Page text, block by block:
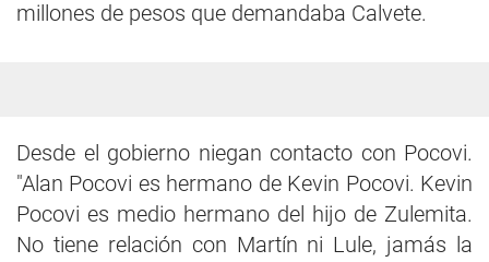
millones de pesos que demandaba Calvete.
Desde el gobierno niegan contacto con Pocovi.
"Alan Pocovi es hermano de Kevin Pocovi. Kevin
Pocovi es medio hermano del hijo de Zulemita.
No tiene relación con Martín ni Lule, jamás la